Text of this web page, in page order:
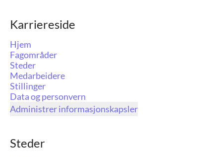
Karriereside
Hjem
Fagområder
Steder
Medarbeidere
Stillinger
Data og personvern
Administrer informasjonskapsler
Steder